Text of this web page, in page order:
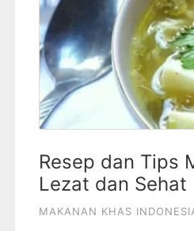
Resep dan Tips
Lezat dan Sehat
MAKANAN KHAS